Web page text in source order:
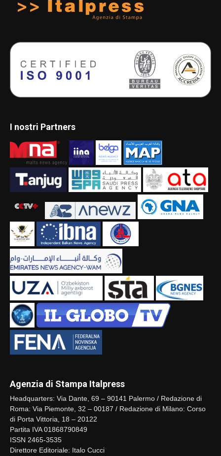
I nostri Partners
Agenzia di Stampa Italpress
Headquarters: Via Dante, 69 – 90141 Palermo / Redazione di
Roma: Via Piemonte, 32 – 00187 / Redazione di Milano: Corso
di Porta Vittoria, 18 – 20122
Partita IVA 01868790849
ISSN 2465-3535
Direttore Editoriale: Italo Cucci